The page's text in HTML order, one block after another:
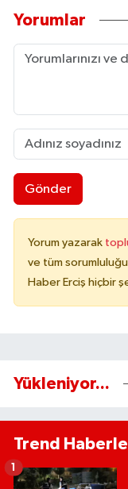
Yorumlar
Gönder
Yorum yazarak
ve tüm
Haber Erciş hiçbir
Yükleniyor...
Trend
1